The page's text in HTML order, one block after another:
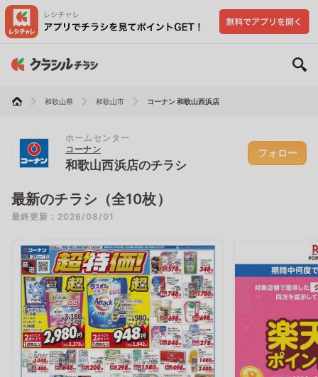
和歌山県 和歌山市 コーナン 和歌山西浜店
ホームセンター
コーナン
和歌山西浜店のチラシ
フォロー
最新のチラシ（全10枚）
最終更新：2026/08/01